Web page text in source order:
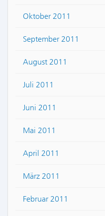
Oktober 2011
September 2011
August 2011
Juli 2011
Juni 2011
Mai 2011
April 2011
März 2011
Februar 2011